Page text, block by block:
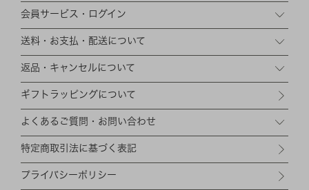
BAGバッグ
MOBILE モバイル
ACCESSORY アクセサリー
会員サービス・ログイン
送料・お支払・配送について
返品・キャンセルについて
ギフトラッピングについて
よくあるご質問・お問い合わせ
特定商取引法に基づく表記
プライバシーポリシー